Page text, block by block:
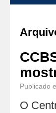
Publicado
O